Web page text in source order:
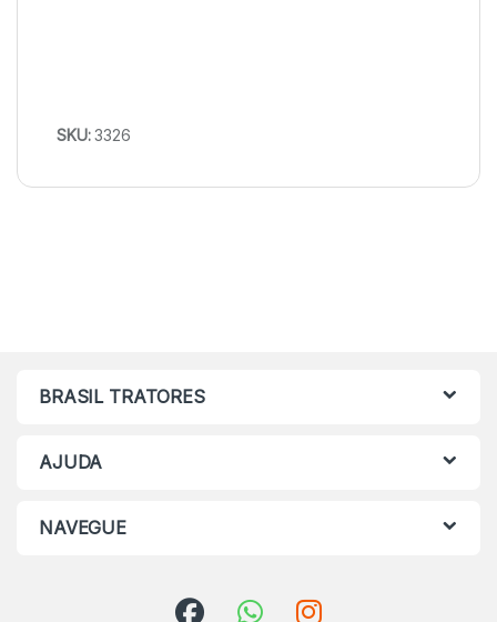
SKU:3326
BRASIL TRATORES
AJUDA
NAVEGUE